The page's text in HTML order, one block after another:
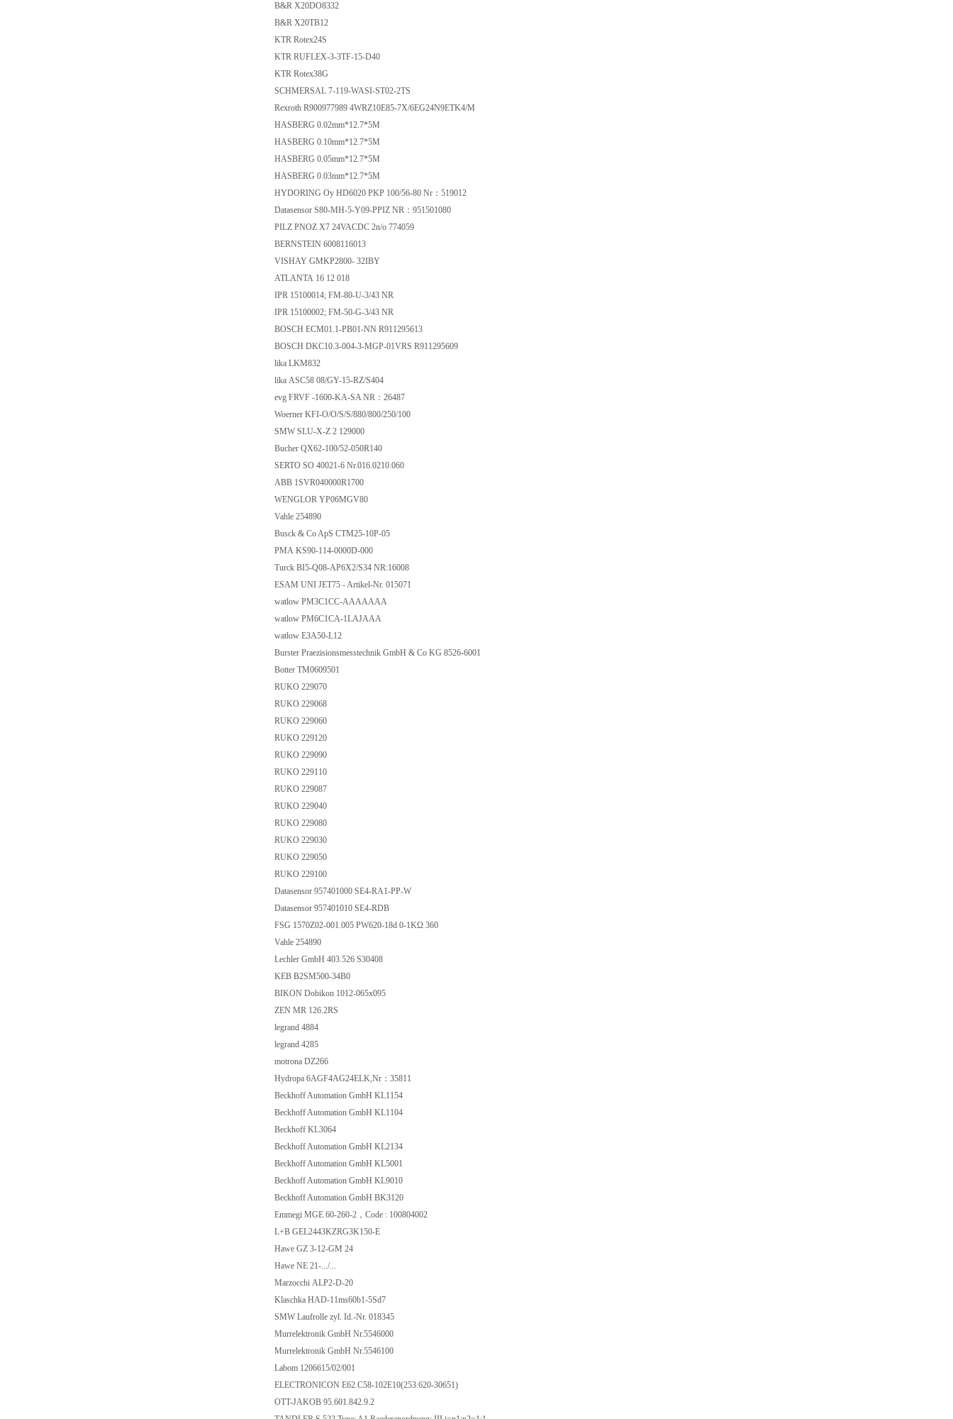
B&R X20DO8332
B&R X20TB12
KTR Rotex24S
KTR RUFLEX-3-3TF-15-D40
KTR Rotex38G
SCHMERSAL 7-119-WASI-ST02-2TS
Rexroth R900977989 4WRZ10E85-7X/6EG24N9ETK4/M
HASBERG 0.02mm*12.7*5M
HASBERG 0.10mm*12.7*5M
HASBERG 0.05mm*12.7*5M
HASBERG 0.03mm*12.7*5M
HYDORING Oy HD6020 PKP 100/56-80 Nr：519012
Datasensor S80-MH-5-Y09-PPIZ NR：951501080
PILZ PNOZ X7 24VACDC 2n/o 774059
BERNSTEIN 6008116013
VISHAY GMKP2800- 32IBY
ATLANTA 16 12 018
IPR 15100014; FM-80-U-3/43 NR
IPR 15100002; FM-50-G-3/43 NR
BOSCH ECM01.1-PB01-NN R911295613
BOSCH DKC10.3-004-3-MGP-01VRS R911295609
lika LKM832
lika ASC58 08/GY-15-RZ/S404
evg FRVF -1600-KA-SA NR：26487
Woerner KFI-O/O/S/S/880/800/250/100
SMW SLU-X-Z 2 129000
Bucher QX62-100/52-050R140
SERTO SO 40021-6 Nr.016.0210.060
ABB 1SVR040000R1700
WENGLOR YP06MGV80
Vahle 254890
Busck & Co ApS CTM25-10P-05
PMA KS90-114-0000D-000
Turck BI5-Q08-AP6X2/S34 NR:16008
ESAM UNI JET75 - Artikel-Nr. 015071
watlow PM3C1CC-AAAAAAA
watlow PM6C1CA-1LAJAAA
watlow E3A50-L12
Burster Praezisionsmesstechnik GmbH & Co KG 8526-6001
Botter TM0609501
RUKO 229070
RUKO 229068
RUKO 229060
RUKO 229120
RUKO 229090
RUKO 229110
RUKO 229087
RUKO 229040
RUKO 229080
RUKO 229030
RUKO 229050
RUKO 229100
Datasensor 957401000 SE4-RA1-PP-W
Datasensor 957401010 SE4-RDB
FSG 1570Z02-001.005 PW620-18d 0-1KΩ 360
Vahle 254890
Lechler GmbH 403.526 S30408
KEB B2SM500-34B0
BIKON Dobikon 1012-065x095
ZEN MR 126.2RS
legrand 4884
legrand 4285
motrona DZ266
Hydropa 6AGF4AG24ELK,Nr：35811
Beckhoff Automation GmbH KL1154
Beckhoff Automation GmbH KL1104
Beckhoff KL3064
Beckhoff Automation GmbH KL2134
Beckhoff Automation GmbH KL5001
Beckhoff Automation GmbH KL9010
Beckhoff Automation GmbH BK3120
Emmegi MGE 60-260-2，Code : 100804002
L+B GEL2443KZRG3K150-E
Hawe GZ 3-12-GM 24
Hawe NE 21-.../...
Marzocchi ALP2-D-20
Klaschka HAD-11ms60b1-5Sd7
SMW Laufrolle zyl. Id.-Nr. 018345
Murrelektronik GmbH Nr.5546000
Murrelektronik GmbH Nr.5546100
Labom 1206615/02/001
ELECTRONICON E62.C58-102E10(253.620-30651)
OTT-JAKOB 95.601.842.9.2